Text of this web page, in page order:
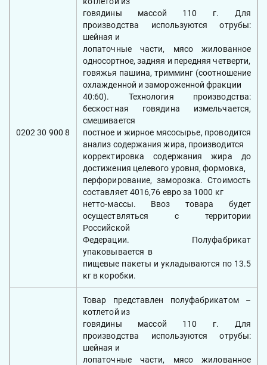
0202 30 900 8
говядины массой 110 г. Для
производства используются отрубы:
шейная и
лопаточные части, мясо жилованное
односортное, задняя и передняя четверти,
говяжья пашина, тримминг (соотношение
охлажденной и замороженной фракции
40:60). Технология производства:
бескостная говядина измельчается,
смешивается
постное и жирное мясосырье, проводится
анализ содержания жира, производится
корректировка содержания жира до
достижения целевого уровня, формовка,
перфорирование, заморозка. Стоимость
составляет 4016,76 евро за 1000 кг
нетто-массы. Ввоз товара будет
осуществляться с территории
Российской
Федерации. Полуфабрикат
упаковывается в
пищевые пакеты и укладываются по 13.5
кг в коробки.
Товар представлен полуфабрикатом –
котлетой из
говядины массой 110 г. Для
производства используются отрубы:
шейная и
лопаточные части, мясо жилованное